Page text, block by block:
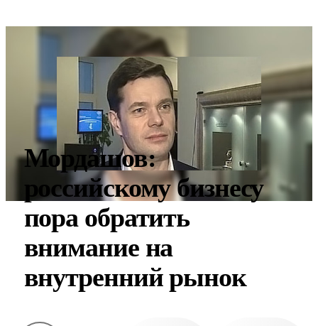
Мордашов:
российскому бизнесу
пора обратить
внимание на
внутренний рынок